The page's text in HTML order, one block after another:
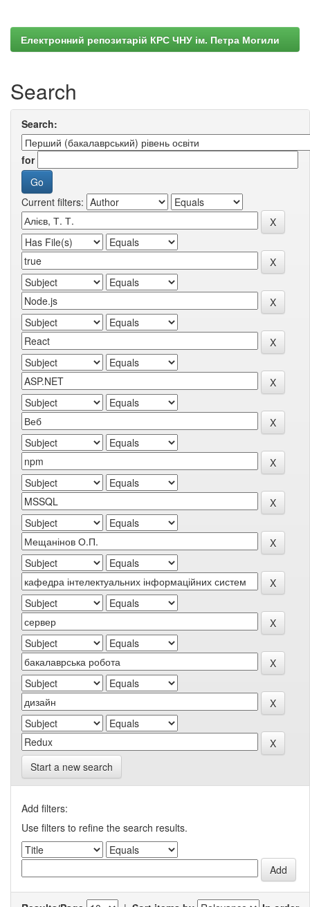
Електронний репозитарій КРС ЧНУ ім. Петра Могили
Search
Search:
for
Current filters:
Start a new search
Add filters:
Use filters to refine the search results.